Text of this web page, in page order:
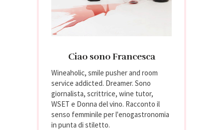
Ciao sono Francesca
Wineaholic, smile pusher and room
service addicted. Dreamer. Sono
giornalista, scrittrice, wine tutor,
WSET e Donna del vino. Racconto il
senso femminile per l'enogastronomia
in punta di stiletto.